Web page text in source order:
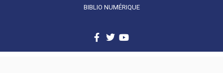
BIBLIO NUMÉRIQUE